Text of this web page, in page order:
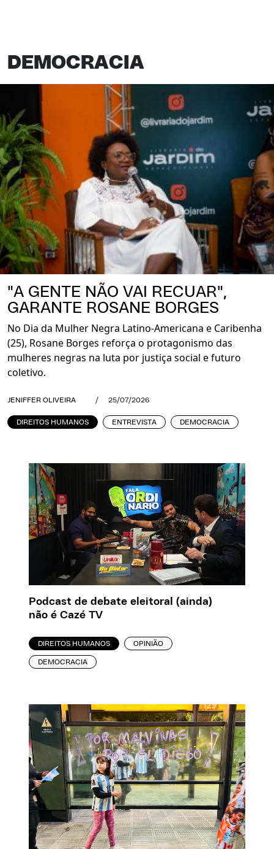
DEMOCRACIA
"A GENTE NÃO VAI RECUAR",
GARANTE ROSANE BORGES
No Dia da Mulher Negra Latino-Americana e Caribenha
(25), Rosane Borges reforça o protagonismo das
mulheres negras na luta por justiça social e futuro
coletivo.
JENIFFER OLIVEIRA / 25/07/2026
DIREITOS HUMANOS ENTREVISTA DEMOCRACIA
Podcast de debate eleitoral (ainda)
não é Cazé TV
DIREITOS HUMANOS OPINIÃO
DEMOCRACIA